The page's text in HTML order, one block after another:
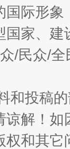
国际形
国家、
/民众/
和投稿
谅解！
权和其它